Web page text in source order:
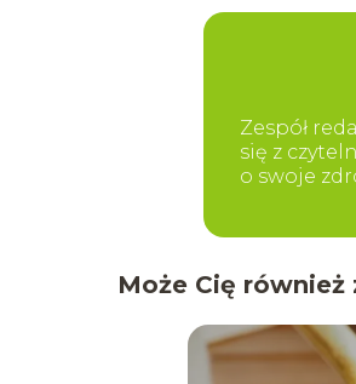
Zespół
się z
o swoje
Może Cię